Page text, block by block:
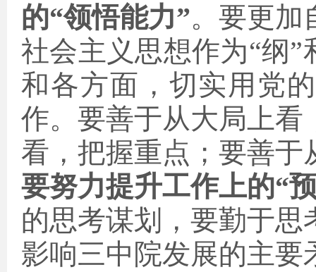
的“领悟能力”。要更加
社会主义思想作为“纲
和各方面，切实用党
作。要善于从大局上看
看，把握重点；要善
要努力提升工作上的“
的思考谋划，要勤于
影响三中院发展的主